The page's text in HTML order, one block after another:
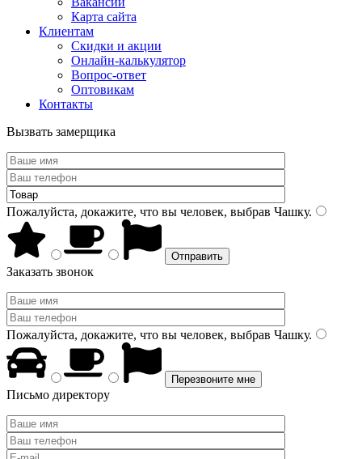
Карта сайта
Клиентам
Скидки и акции
Онлайн-калькулятор
Вопрос-ответ
Оптовикам
Контакты
Вызвать замерщика
Пожалуйста, докажите, что вы человек, выбрав Чашку.
Заказать звонок
Пожалуйста, докажите, что вы человек, выбрав Чашку.
Письмо директору